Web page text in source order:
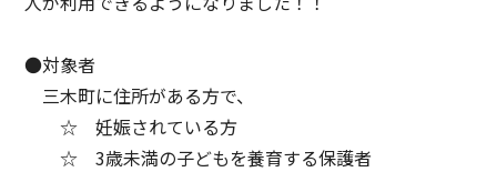
●対象者
三木町に住所がある方で、
☆ 妊娠されている方
☆ 3歳未満の子どもを養育する保護者